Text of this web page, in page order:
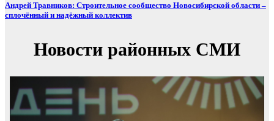
Андрей Травников: Строительное сообщество Новосибирской области –
сплочённый и надёжный коллектив